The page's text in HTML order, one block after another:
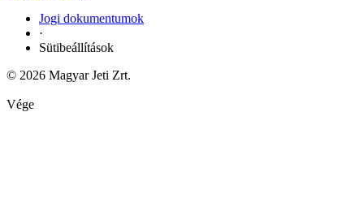
Jogi dokumentumok
·
Sütibeállítások
© 2026 Magyar Jeti Zrt.
Vége